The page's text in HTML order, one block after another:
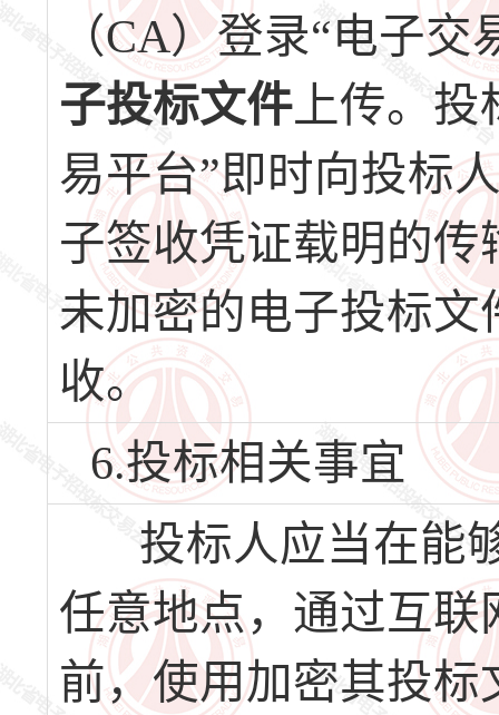
（CA）登录“电子
子投标文件 上传。
易平台”即时向投标
子签收凭证载明的
未加密的电子投标文
收。
6.投标相关事宜
投标人应当在能
任意地点，通过互
前，使用加密其投